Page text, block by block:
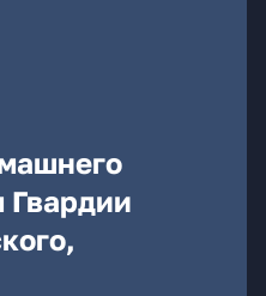
Гвардии